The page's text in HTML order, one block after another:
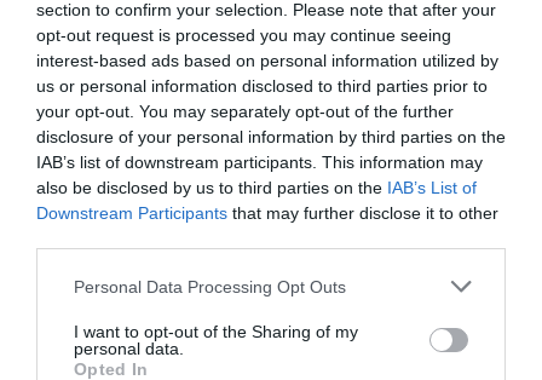
section to confirm your selection. Please note that after your
opt-out request is processed you may continue seeing
interest-based ads based on personal information utilized by
us or personal information disclosed to third parties prior to
your opt-out. You may separately opt-out of the further
disclosure of your personal information by third parties on the
IAB’s list of downstream participants. This information may
also be disclosed by us to third parties on the IAB’s List of
Downstream Participants that may further disclose it to other
Personal Data Processing Opt Outs
I want to opt-out of the Sharing of my
personal data.
Opted In
Αυτοβιογραφία
ενός πτώματος: Μια
διηγημάτων του
Σιγκισμούντ
Κρζιζανόφσκι
Αντόνιο Πόρτσια –
Φωνές: Ένα βιβλίο
διάλογος